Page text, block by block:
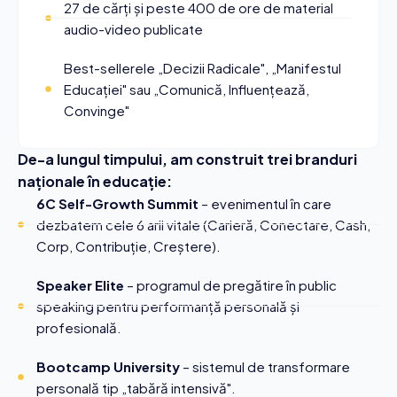
27 de cărți și peste 400 de ore de material
audio-video publicate
Best-sellerele „Decizii Radicale", „Manifestul
Educației" sau „Comunică, Influențează,
Convinge"
De-a lungul timpului, am construit trei branduri
naționale în educație:
6C Self-Growth Summit – evenimentul în care
dezbatem cele 6 arii vitale (Carieră, Conectare, Cash,
Corp, Contribuție, Creștere).
Speaker Elite – programul de pregătire în public
speaking pentru performanță personală și
profesională.
Bootcamp University– sistemul de transformare
personală tip „tabără intensivă".